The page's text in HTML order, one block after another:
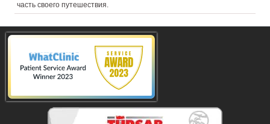
часть своего путешествия.